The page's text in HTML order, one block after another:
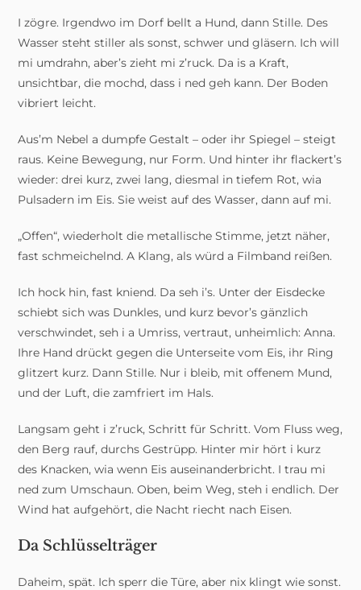
I zögre. Irgendwo im Dorf bellt a Hund, dann Stille. Des
Wasser steht stiller als sonst, schwer und gläsern. Ich will
mi umdrahn, aber’s zieht mi z’ruck. Da is a Kraft,
unsichtbar, die mochd, dass i ned geh kann. Der Boden
vibriert leicht.
Aus’m Nebel a dumpfe Gestalt – oder ihr Spiegel – steigt
raus. Keine Bewegung, nur Form. Und hinter ihr flackert’s
wieder: drei kurz, zwei lang, diesmal in tiefem Rot, wia
Pulsadern im Eis. Sie weist auf des Wasser, dann auf mi.
„Offen“, wiederholt die metallische Stimme, jetzt näher,
fast schmeichelnd. A Klang, als würd a Filmband reißen.
Ich hock hin, fast kniend. Da seh i’s. Unter der Eisdecke
schiebt sich was Dunkles, und kurz bevor’s gänzlich
verschwindet, seh i a Umriss, vertraut, unheimlich: Anna.
Ihre Hand drückt gegen die Unterseite vom Eis, ihr Ring
glitzert kurz. Dann Stille. Nur i bleib, mit offenem Mund,
und der Luft, die zamfriert im Hals.
Langsam geht i z’ruck, Schritt für Schritt. Vom Fluss weg,
den Berg rauf, durchs Gestrüpp. Hinter mir hört i kurz
des Knacken, wia wenn Eis auseinanderbricht. I trau mi
ned zum Umschaun. Oben, beim Weg, steh i endlich. Der
Wind hat aufgehört, die Nacht riecht nach Eisen.
Da Schlüsselträger
Daheim, spät. Ich sperr die Türe, aber nix klingt wie sonst.